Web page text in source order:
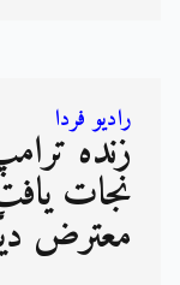
رادیو فردا
زنده
نجات
معترض